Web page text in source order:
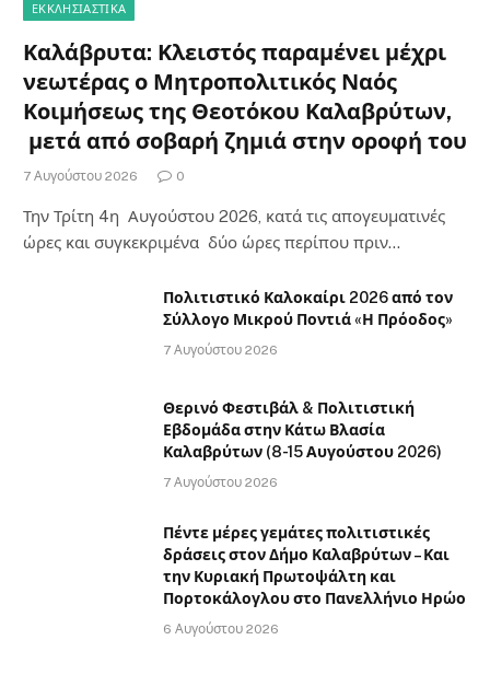
ΕΚΚΛΗΣΙΑΣΤΙΚΑ
Καλάβρυτα: Κλειστός παραμένει μέχρι
νεωτέρας ο Μητροπολιτικός Ναός
Κοιμήσεως της Θεοτόκου Καλαβρύτων,
μετά από σοβαρή ζημιά στην οροφή του
7 Αυγούστου 2026 0
Την Τρίτη 4η Αυγούστου 2026, κατά τις απογευματινές
ώρες και συγκεκριμένα δύο ώρες περίπου πριν…
Πολιτιστικό Καλοκαίρι 2026 από τον
Σύλλογο Μικρού Ποντιά «Η Πρόοδος»
7 Αυγούστου 2026
Θερινό Φεστιβάλ & Πολιτιστική
Εβδομάδα στην Κάτω Βλασία
Καλαβρύτων (8-15 Αυγούστου 2026)
7 Αυγούστου 2026
Πέντε μέρες γεμάτες πολιτιστικές
δράσεις στον Δήμο Καλαβρύτων – Και
την Κυριακή Πρωτοψάλτη και
Πορτοκάλογλου στο Πανελλήνιο Ηρώο
6 Αυγούστου 2026